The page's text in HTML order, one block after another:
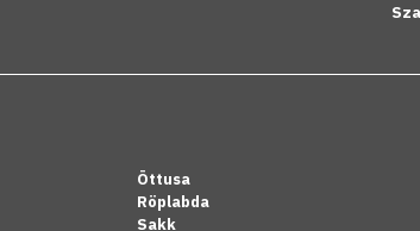
Öttusa
Röplabda
Sakk